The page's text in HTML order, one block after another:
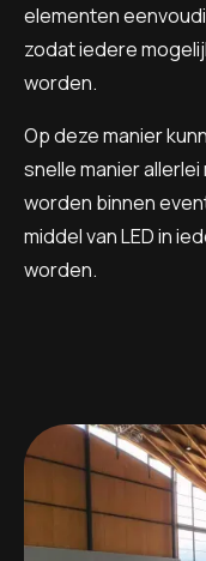
elementen
zodat iedere
worden.
Op deze manier
snelle manier
worden binnen
middel van LED in
worden.